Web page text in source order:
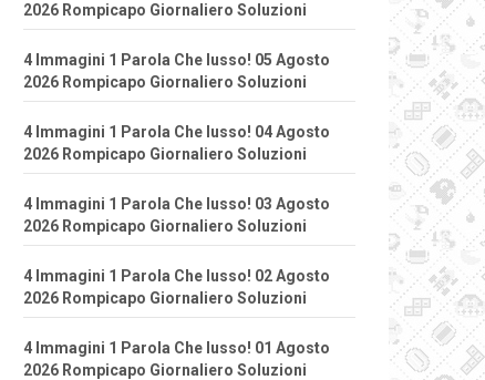
2026 Rompicapo Giornaliero Soluzioni
4 Immagini 1 Parola Che lusso! 05 Agosto
2026 Rompicapo Giornaliero Soluzioni
4 Immagini 1 Parola Che lusso! 04 Agosto
2026 Rompicapo Giornaliero Soluzioni
4 Immagini 1 Parola Che lusso! 03 Agosto
2026 Rompicapo Giornaliero Soluzioni
4 Immagini 1 Parola Che lusso! 02 Agosto
2026 Rompicapo Giornaliero Soluzioni
4 Immagini 1 Parola Che lusso! 01 Agosto
2026 Rompicapo Giornaliero Soluzioni